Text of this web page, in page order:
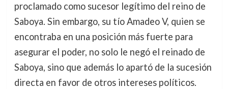
proclamado como sucesor legítimo del reino de
Saboya. Sin embargo, su tío Amadeo V, quien se
encontraba en una posición más fuerte para
asegurar el poder, no solo le negó el reinado de
Saboya, sino que además lo apartó de la sucesión
directa en favor de otros intereses políticos.